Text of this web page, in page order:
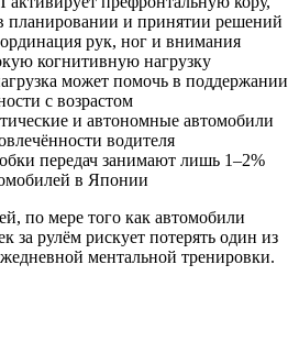
планировании и принятии решений
рук, ног и внимания
когнитивную нагрузку
может помочь в поддержании
с возрастом
и автономные автомобили
водителя
передач занимают лишь 1–2%
в Японии
по мере того как автомобили
за рулём рискует потерять один из
ментальной тренировки.